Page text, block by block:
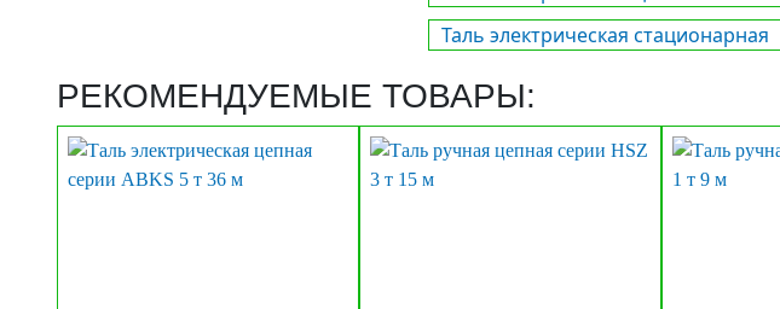
Таль электрическая стационарная
РЕКОМЕНДУЕМЫЕ ТОВАРЫ: